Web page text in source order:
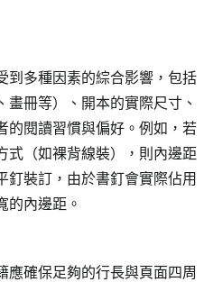
到多種因素的綜合影響，包括
冊等）、開本的實際尺寸、
的閱讀習慣與偏好。例如，若
式（如裸背線裝），則內邊距
釘裝訂，由於書釘會實際佔用
的內邊距。
應確保足夠的行長與頁面四周